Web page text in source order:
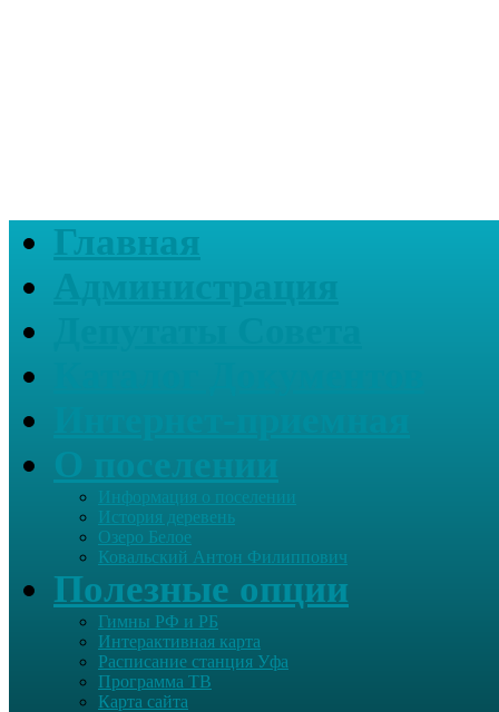
Главная
Информация о поселении
История деревень
Озеро Белое
Ковальский Антон Филиппович
Полезные опции
Гимны РФ и РБ
Интерактивная карта
Расписание станция Уфа
Программа ТВ
Карта сайта